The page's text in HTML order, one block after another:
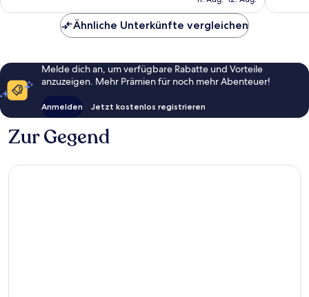
Bewertungen
beträgt
37 €
Ähnliche Unterkünfte vergleichen
Melde dich an, um verfügbare Rabatte und Vorteile
anzuzeigen. Mehr Prämien für noch mehr Abenteuer!
Anmelden Jetzt kostenlos registrieren
Zur Gegend